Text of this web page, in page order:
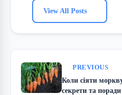
View All Posts
PREVIOUS
Коли сіяти
секрети та